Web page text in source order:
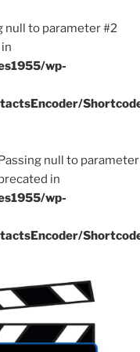
null to parameter #2
wp-
null to parameter
in
wp-